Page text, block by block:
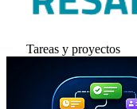
Tareas y proyectos